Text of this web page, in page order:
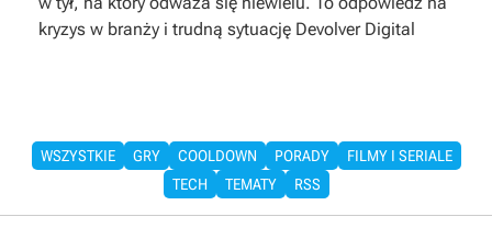
kryzys w branży i trudną sytuację Devolver Digital
WSZYSTKIE GRY COOLDOWN PORADY
FILMY I SERIALE
TECH
TEMATY RSS